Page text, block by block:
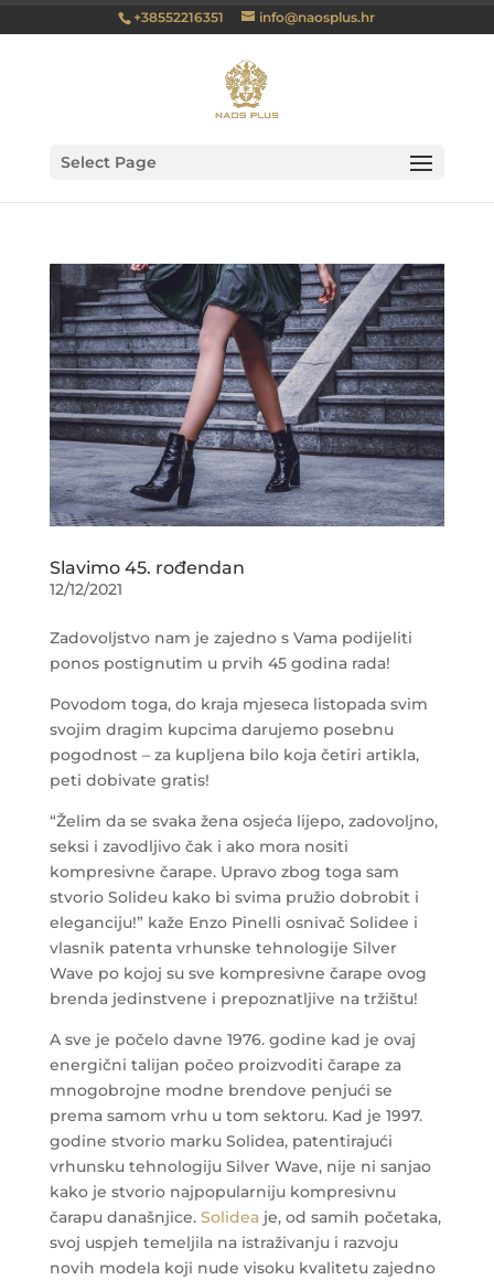
+38552216351 info@naosplus.hr
Select Page
Slavimo 45. rođendan
12/12/2021
Zadovoljstvo nam je zajedno s Vama podijeliti
ponos postignutim u prvih 45 godina rada!
Povodom toga, do kraja mjeseca listopada svim
svojim dragim kupcima darujemo posebnu
pogodnost – za kupljena bilo koja četiri artikla,
peti dobivate gratis!
“Želim da se svaka žena osjeća lijepo, zadovoljno,
seksi i zavodljivo čak i ako mora nositi
kompresivne čarape. Upravo zbog toga sam
stvorio Solideu kako bi svima pružio dobrobit i
eleganciju!” kaže Enzo Pinelli osnivač Solidee i
vlasnik patenta vrhunske tehnologije Silver
Wave po kojoj su sve kompresivne čarape ovog
brenda jedinstvene i prepoznatljive na tržištu!
A sve je počelo davne 1976. godine kad je ovaj
energični talijan počeo proizvoditi čarape za
mnogobrojne modne brendove penjući se
prema samom vrhu u tom sektoru. Kad je 1997.
godine stvorio marku Solidea, patentirajući
vrhunsku tehnologiju Silver Wave, nije ni sanjao
kako je stvorio najpopularniju kompresivnu
čarapu današnjice. Solideaje, od samih početaka,
svoj uspjeh temeljila na istraživanju i razvoju
novih modela koji nude visoku kvalitetu zajedno